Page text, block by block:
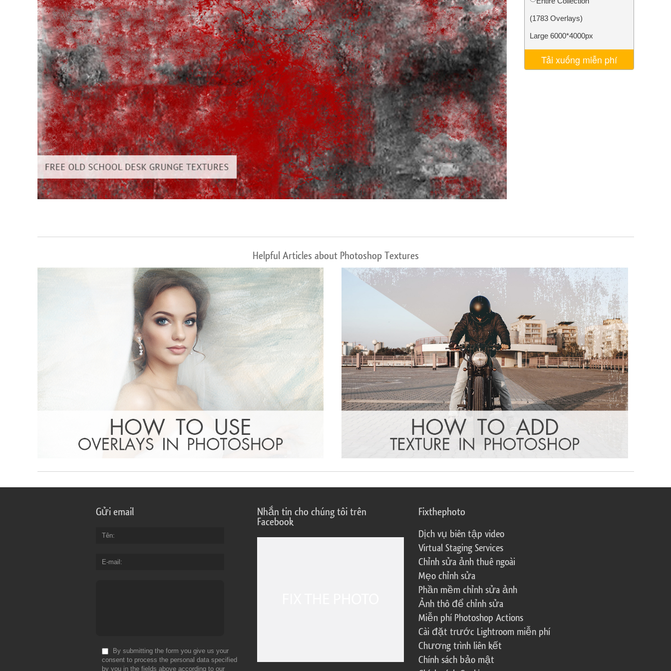
Dịch vụ chỉnh sửa sản phẩm Dịch vụ sửa lại đồ trang sức Dữ liệu Đào tạo AI Video Editing Services
(1783 Overlays)
Large 6000*4000px
Tải xuống miễn phí
Helpful Articles about Photoshop Textures
Gửi email
Tên
E-mail
By submitting the form you give us your
consent to process the personal data specified
by you in the fields above according to our
Nhắn tin cho chúng tôi trên
Facebook
Fixthephoto
Dịch vụ biên tập video
Virtual Staging Services
Chỉnh sửa ảnh thuê ngoài
Mẹo chỉnh sửa
Phần mềm chỉnh sửa ảnh
Ảnh thô để chỉnh sửa
Miễn phí Photoshop Actions
Cài đặt trước Lightroom miễn phí
Chương trình liên kết
Chính sách bảo mật